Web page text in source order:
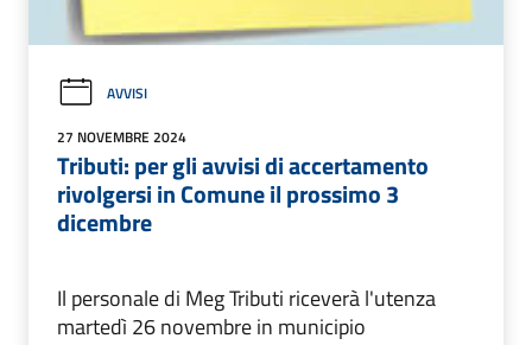
AVVISI
27 NOVEMBRE 2024
Tributi: per gli avvisi di accertamento
rivolgersi in Comune il prossimo 3
dicembre
Il personale di Meg Tributi riceverà l'utenza
martedì 26 novembre in municipio